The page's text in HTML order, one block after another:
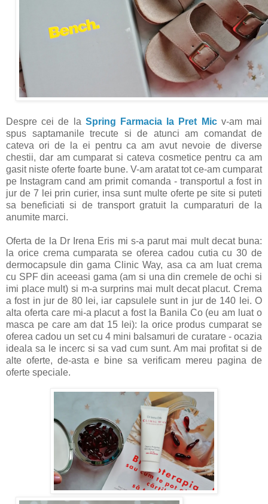
Despre cei de la Spring Farmacia la Pret Micv-am mai
spus saptamanile trecute si de atunci am comandat de
cateva ori de la ei pentru ca am avut nevoie de diverse
chestii, dar am cumparat si cateva cosmetice pentru ca am
gasit niste oferte foarte bune. V-am aratat tot ce-am cumparat
pe Instagram cand am primit comanda - transportul a fost in
jur de 7 lei prin curier, insa sunt multe oferte pe site si puteti
sa beneficiati si de transport gratuit la cumparaturi de la
anumite marci.
Oferta de la Dr Irena Eris mi s-a parut mai mult decat buna:
la orice crema cumparata se oferea cadou cutia cu 30 de
dermocapsule din gama Clinic Way, asa ca am luat crema
cu SPF din aceeasi gama (am si una din cremele de ochi si
imi place mult) si m-a surprins mai mult decat placut. Crema
a fost in jur de 80 lei, iar capsulele sunt in jur de 140 lei. O
alta oferta care mi-a placut a fost la Banila Co (eu am luat o
masca pe care am dat 15 lei): la orice produs cumparat se
oferea cadou un set cu 4 mini balsamuri de curatare - ocazia
ideala sa le incerc si sa vad cum sunt. Am mai profitat si de
alte oferte, de-asta e bine sa verificam mereu pagina de
oferte speciale.